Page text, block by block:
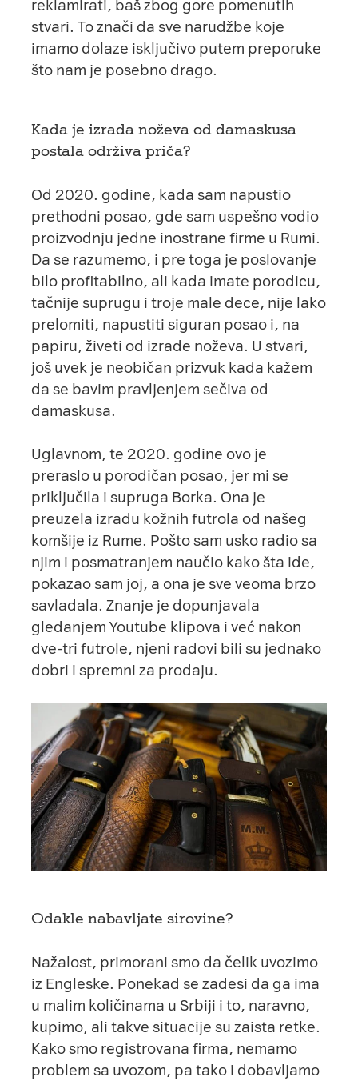
reklamirati, baš zbog gore pomenutih
stvari. To znači da sve narudžbe koje
imamo dolaze isključivo putem preporuke
što nam je posebno drago.
Kada je izrada noževa od damaskusa
postala održiva priča?
Od 2020. godine, kada sam napustio
prethodni posao, gde sam uspešno vodio
proizvodnju jedne inostrane firme u Rumi.
Da se razumemo, i pre toga je poslovanje
bilo profitabilno, ali kada imate porodicu,
tačnije suprugu i troje male dece, nije lako
prelomiti, napustiti siguran posao i, na
papiru, živeti od izrade noževa. U stvari,
još uvek je neobičan prizvuk kada kažem
da se bavim pravljenjem sečiva od
damaskusa.
Uglavnom, te 2020. godine ovo je
preraslo u porodičan posao, jer mi se
priključila i supruga Borka. Ona je
preuzela izradu kožnih futrola od našeg
komšije iz Rume. Pošto sam usko radio sa
njim i posmatranjem naučio kako šta ide,
pokazao sam joj, a ona je sve veoma brzo
savladala. Znanje je dopunjavala
gledanjemYoutube klipova i već nakon
dve-tri futrole, njeni radovi bili su jednako
dobri i spremni za prodaju.
Odakle nabavljate sirovine?
Nažalost, primorani smo da čelik uvozimo
iz Engleske. Ponekad se zadesi da ga ima
u malim količinama u Srbiji i to, naravno,
kupimo, ali takve situacije su zaista retke.
Kako smo registrovana firma, nemamo
problem sa uvozom, pa tako i dobavljamo